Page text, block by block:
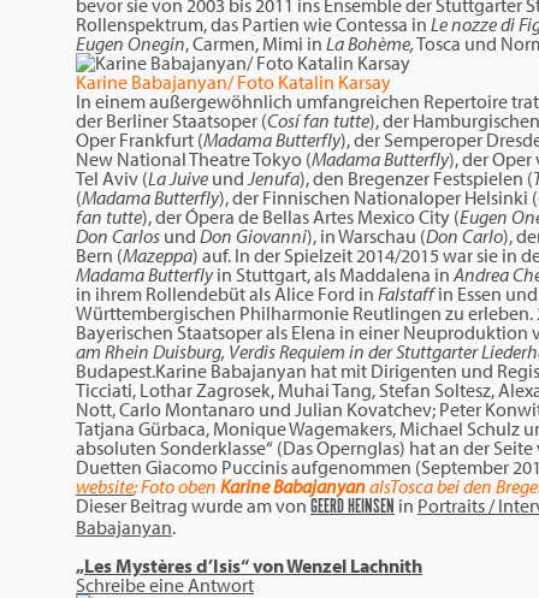
bevor sie von 2003 bis 2011 ins Ensemble der Stuttgarter
Rollenspektrum, das Partien wie Contessa in Le nozze di
Eugen Onegin, Carmen, Mimi in La Bohème,Tosca und
Karine Babajanyan/ Foto Katalin Karsay
In einem außergewöhnlich umfangreichen Repertoire
der Berliner Staatsoper (Cosí fan tutte), der
Oper Frankfurt (Madama Butterfly), der Semperoper
New National Theatre Tokyo (Madama Butterfly), der
Tel Aviv (La Juive undJenufa), den Bregenzer Festspielen (
(Madama Butterfly), der Finnischen Nationaloper Helsinki (
fan tutte), der Ópera de Bellas Artes Mexico City (Eugen
Don Carlos und Don Giovanni), in Warschau (Don Carlo),
Bern (Mazeppa) auf. In der Spielzeit 2014/2015 war sie in
Madama Butterflyin Stuttgart, als Maddalena in Andrea
in ihrem Rollendebüt als Alice Ford in Falstaffin Essen
Württembergischen Philharmonie Reutlingen zu
Bayerischen Staatsoper als Elena in einer Neuproduktion
am Rhein Duisburg, VerdisRequiem in der Stuttgarter
Budapest.Karine Babajanyan hat mit Dirigenten und
Ticciati, Lothar Zagrosek, Muhai Tang, Stefan Soltesz,
Nott, Carlo Montanaro und Julian Kovatchev; Peter
Tatjana Gürbaca, Monique Wagemakers, Michael Schulz
absoluten Sonderklasse“ (Das Opernglas) hat an der
Duetten Giacomo Puccinis aufgenommen (September
website; Foto oben Karine BabajanyanalsTosca bei den
Dieser Beitrag wurde amvon GEERD HEINSEN in Portraits /
Babajanyan.
„Les Mystères d’Isis“ von Wenzel Lachnith
Schreibe eine Antwort